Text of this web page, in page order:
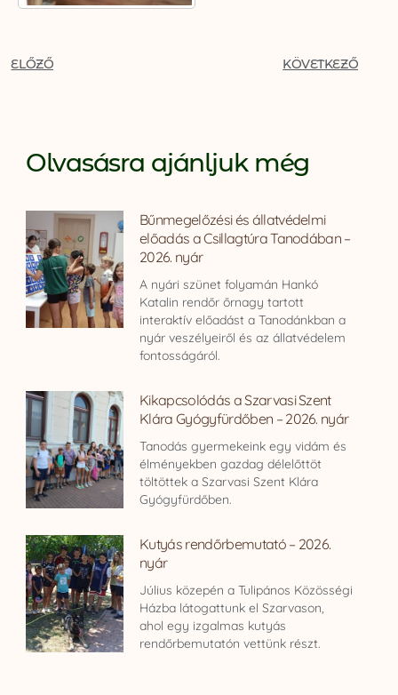
ELŐZŐ KÖVETKEZŐ
Olvasásra ajánljuk még
Bűnmegelőzési és állatvédelmi
előadás a Csillagtúra Tanodában –
2026. nyár
A nyári szünet folyamán Hankó
Katalin rendőr őrnagy tartott
interaktív előadást a Tanodánkban a
nyár veszélyeiről és az állatvédelem
fontosságáról.
Kikapcsolódás a Szarvasi Szent
Klára Gyógyfürdőben – 2026. nyár
Tanodás gyermekeink egy vidám és
élményekben gazdag délelőttöt
töltöttek a Szarvasi Szent Klára
Gyógyfürdőben.
Kutyás rendőrbemutató – 2026.
nyár
Július közepén a Tulipános Közösségi
Házba látogattunk el Szarvason,
ahol egy izgalmas kutyás
rendőrbemutatón vettünk részt.